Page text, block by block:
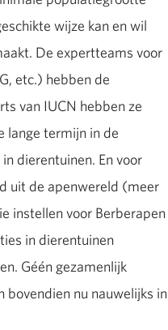
wijze kan en wil
De expertteams voor
etc.) hebben de
van IUCN hebben ze
lange termijn in de
dierentuinen. En voor
uit de apenwereld (meer
instellen voor Berberapen
in dierentuinen
Géén gezamenlijk
bovendien nu nauwelijks in